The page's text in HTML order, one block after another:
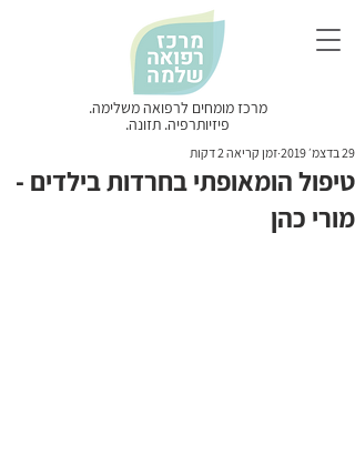
מרכז מומחים לרפואה משלימה.
פיזיותרפיה. תזונה.
טיפול הומאופתי בחרדות בילדים -
מורי כהן
29 בדצמ׳ 2019 זמן קריאה 2 דקות